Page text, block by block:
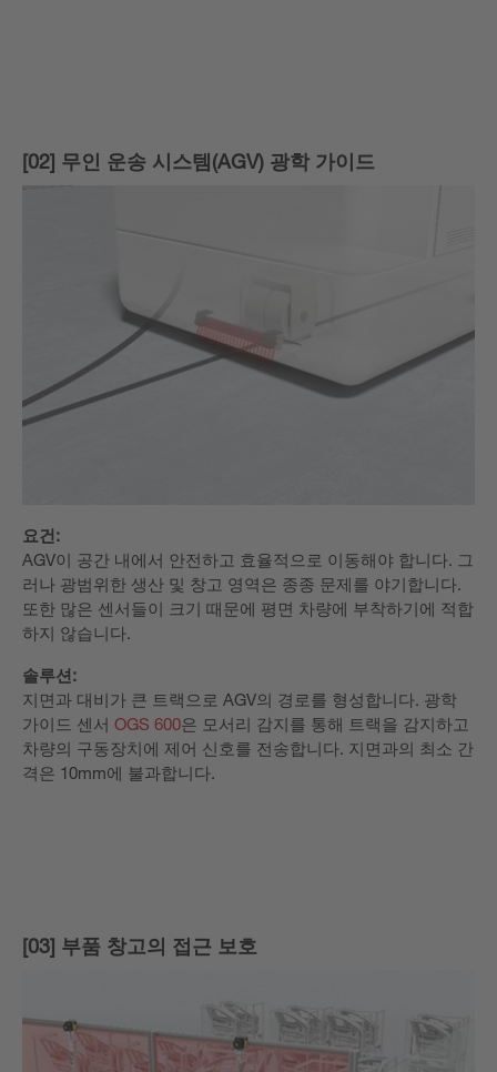
[02] 무인 운송 시스템(AGV) 광학 가이드
요건:
AGV이 공간 내에서 안전하고 효율적으로 이동해야 합니다. 그
러나 광범위한 생산 및 창고 영역은 종종 문제를 야기합니다.
또한 많은 센서들이 크기 때문에 평면 차량에 부착하기에 적합
하지 않습니다.
솔루션:
지면과 대비가 큰 트랙으로 AGV의 경로를 형성합니다. 광학
가이드 센서 OGS 600은 모서리 감지를 통해 트랙을 감지하고
차량의 구동장치에 제어 신호를 전송합니다. 지면과의 최소 간
격은 10mm에 불과합니다.
[03] 부품 창고의 접근 보호